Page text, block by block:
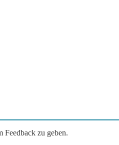
Feedback zu geben.